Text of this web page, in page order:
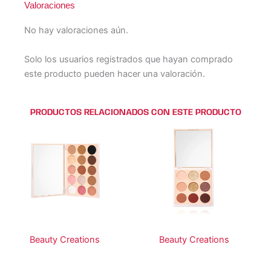
Valoraciones
No hay valoraciones aún.
Solo los usuarios registrados que hayan comprado
este producto pueden hacer una valoración.
PRODUCTOS RELACIONADOS CON ESTE PRODUCTO
Beauty Creations Beauty Creations